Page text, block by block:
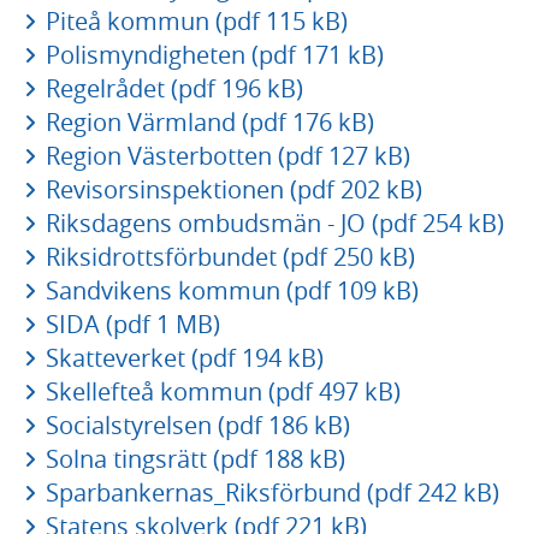
Piteå kommun (pdf 115 kB)
Polismyndigheten (pdf 171 kB)
Regelrådet (pdf 196 kB)
Region Värmland (pdf 176 kB)
Region Västerbotten (pdf 127 kB)
Revisorsinspektionen (pdf 202 kB)
Riksdagens ombudsmän - JO (pdf 254 kB)
Riksidrottsförbundet (pdf 250 kB)
Sandvikens kommun (pdf 109 kB)
SIDA (pdf 1 MB)
Skatteverket (pdf 194 kB)
Skellefteå kommun (pdf 497 kB)
Socialstyrelsen (pdf 186 kB)
Solna tingsrätt (pdf 188 kB)
Sparbankernas_Riksförbund (pdf 242 kB)
Statens skolverk (pdf 221 kB)